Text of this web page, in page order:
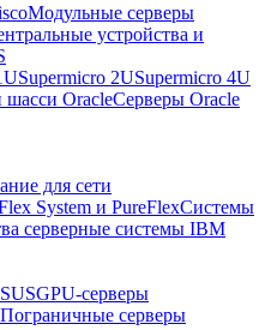
Модульные серверы
устройства и
Supermicro 2USupermicro 4U
шасси OracleСерверы Oracle
для сети
System и PureFlexСистемы
серверные системы IBM
GPU-серверы
Пограничные серверы